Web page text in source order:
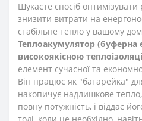
Шукаєте спосіб
знизити витрати на
стабільне тепло у вашому
Теплоакумулятор (буферна
високоякісною
елемент сучасної та
Він працює як "батарейка"
накопичує надлишкове
повну потужність, і віддає